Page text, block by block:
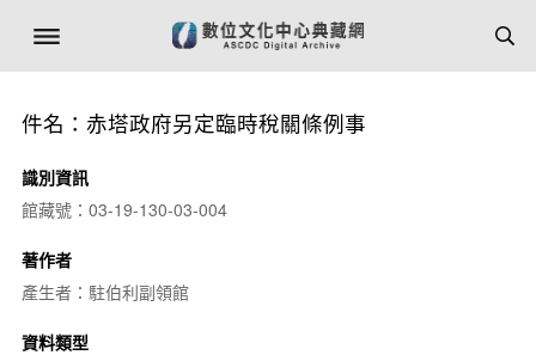
件名：赤塔政府另定臨時稅關條例事
識別資訊
館藏號：03-19-130-03-004
著作者
產生者：駐伯利副領館
資料類型